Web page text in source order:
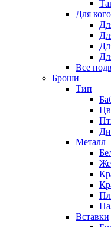
Для кого
Все
Броши
Тип
Металл
Вставки